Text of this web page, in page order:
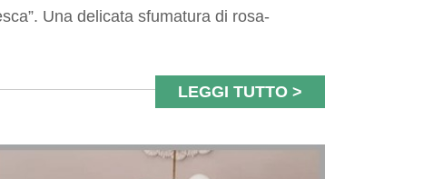
Una delicata sfumatura di rosa-
LEGGI TUTTO >